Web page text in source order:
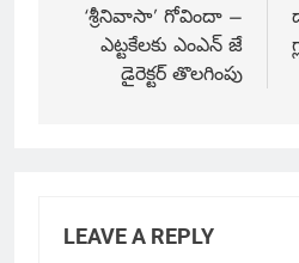
‘శ్రీనివాసా’ గోవిందా –
ఎట్టకేలకు ఎంఎన్ జే
డైరెక్టర్ తొలగింపు
LEAVE A REPLY